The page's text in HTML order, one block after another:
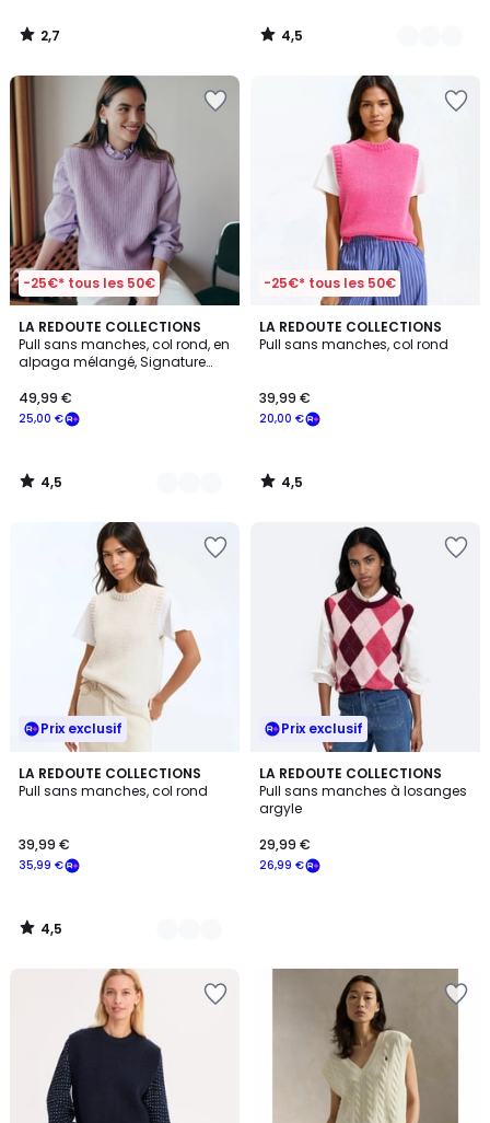
notre
programme
place
13,00
€.
2,7
/
4,5
/
-25€* tous les 50€
LA REDOUTE COLLECTIONS
Pull sans manches, col rond, en
alpaga mélangé, Signature
25,00 €
49,99 €
4,5
/ 5
2
Couleurs
4,5
/
-25€* tous les 50€
LA REDOUTE COLLECTIONS
Pull sans manches, col rond
20,00 €
39,99 €
4,5
/ 5
4,5
/
Prix exclusif
LA REDOUTE COLLECTIONS
Pull sans manches, col rond
35,99 €
39,99 €
4,5
/ 5
3
Couleurs
4,5
/
Prix exclusif
LA REDOUTE COLLECTIONS
Pull sans manches à losanges
argyle
26,99 €
29,99 €